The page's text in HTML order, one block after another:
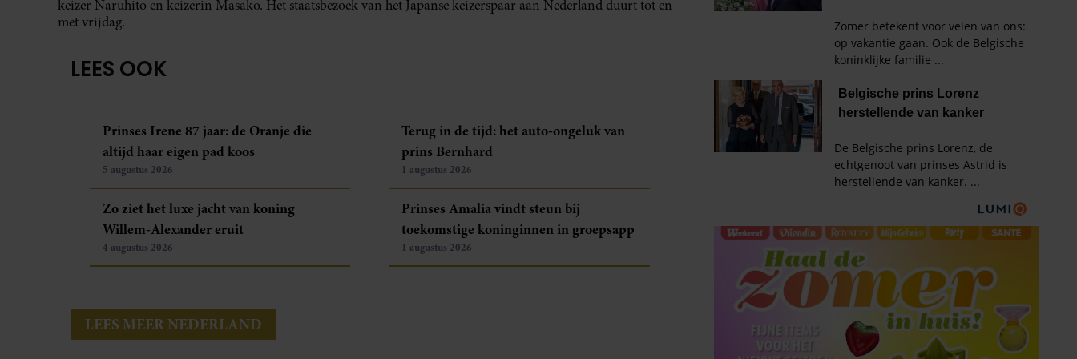
keizer Naruhito en keizerin Masako. Het staatsbezoek van het Japanse keizerspaar aan Nederland duurt tot en
met vrijdag.
LEES OOK
Prinses Irene 87 jaar: de Oranje die
altijd haar eigen pad koos
5 augustus 2026
Zo ziet het luxe jacht van koning
Willem-Alexander eruit
4 augustus 2026
Terug in de tijd: het auto-ongeluk van
prins Bernhard
1 augustus 2026
Prinses Amalia vindt steun bij
toekomstige koninginnen in groepsapp
1 augustus 2026
LEES MEER NEDERLAND